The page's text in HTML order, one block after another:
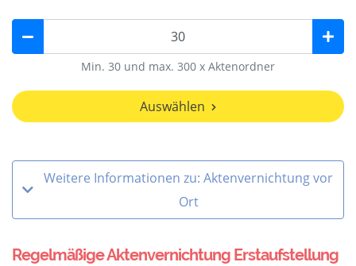
Min. 30 und max. 300 x Aktenordner
Auswählen
Weitere Informationen zu: Aktenvernichtung vor
Ort
Regelmäßige Aktenvernichtung Erstaufstellung